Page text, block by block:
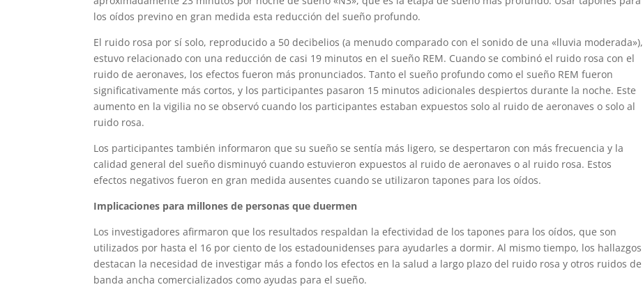
los oídos previno en gran medida esta reducción del sueño profundo.
El ruido rosa por sí solo, reproducido a 50 decibelios (a menudo comparado con el sonido de una «lluvia moderada»),
estuvo relacionado con una reducción de casi 19 minutos en el sueño REM. Cuando se combinó el ruido rosa con el
ruido de aeronaves, los efectos fueron más pronunciados. Tanto el sueño profundo como el sueño REM fueron
significativamente más cortos, y los participantes pasaron 15 minutos adicionales despiertos durante la noche. Este
aumento en la vigilia no se observó cuando los participantes estaban expuestos solo al ruido de aeronaves o solo al
ruido rosa.
Los participantes también informaron que su sueño se sentía más ligero, se despertaron con más frecuencia y la
calidad general del sueño disminuyó cuando estuvieron expuestos al ruido de aeronaves o al ruido rosa. Estos
efectos negativos fueron en gran medida ausentes cuando se utilizaron tapones para los oídos.
Implicaciones para millones de personas que duermen
Los investigadores afirmaron que los resultados respaldan la efectividad de los tapones para los oídos, que son
utilizados por hasta el 16 por ciento de los estadounidenses para ayudarles a dormir. Al mismo tiempo, los hallazgos
destacan la necesidad de investigar más a fondo los efectos en la salud a largo plazo del ruido rosa y otros ruidos de
banda ancha comercializados como ayudas para el sueño.